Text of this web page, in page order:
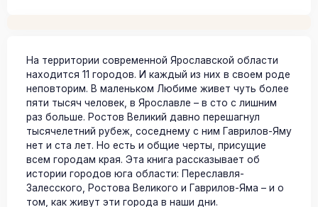
На территории современной Ярославской области
находится 11 городов. И каждый из них в своем роде
неповторим. В маленьком Любиме живет чуть более
пяти тысяч человек, в Ярославле – в сто с лишним
раз больше. Ростов Великий давно перешагнул
тысячелетний рубеж, соседнему с ним Гаврилов-Яму
нет и ста лет. Но есть и общие черты, присущие
всем городам края. Эта книга рассказывает об
истории городов юга области: Переславля-
Залесского, Ростова Великого и Гаврилов-Яма – и о
том, как живут эти города в наши дни.